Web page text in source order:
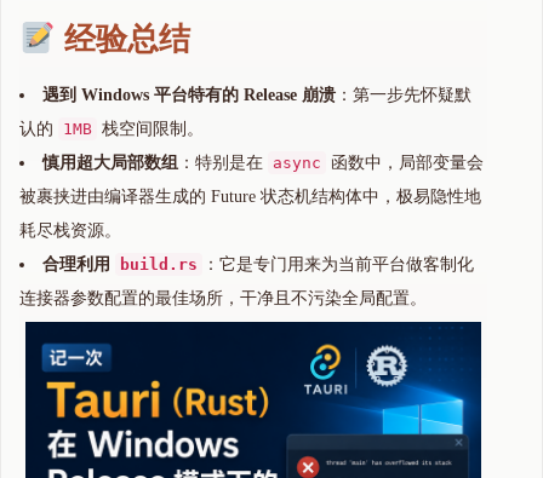
经验总结
遇到 Windows 平台特有的 Release 崩溃 ：第一步先怀疑默
认的
1MB 栈空间限制。
慎用超大局部数组 ：特别是在 async
函数中，局部变量会
被裹挟进由编译器生成的 Future 状态机结构体中，极易隐性地
耗尽栈资源。
合理利用
build.rs
：它是专门用来为当前平台做客制化
连接器参数配置的最佳场所，干净且不污染全局配置。